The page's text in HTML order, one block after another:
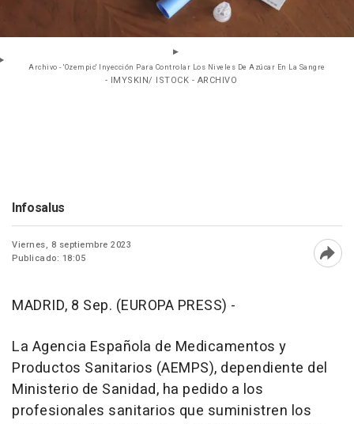
Archivo - 'Ozempic' Inyección Para Controlar Los Niveles De Azúcar En La Sangre
- IMYSKIN/ ISTOCK - ARCHIVO
Infosalus
Viernes, 8 septiembre 2023
Publicado: 18:05
MADRID, 8 Sep. (EUROPA PRESS) -
La Agencia Española de Medicamentos y
Productos Sanitarios (AEMPS), dependiente del
Ministerio de Sanidad, ha pedido a los
profesionales sanitarios que suministren los